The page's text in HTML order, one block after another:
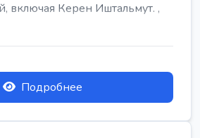
включая Керен Иштальмут. ,
Подробнее